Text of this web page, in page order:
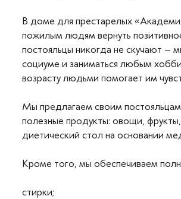
В доме для престарелых
пожилым людям вернуть
постояльцы никогда не скучают –
социуме и заниматься любым
возрасту людьми помогает им
Мы предлагаем своим
полезные продукты: овощи,
диетический стол на основании
Кроме того, мы обеспечиваем
стирки;